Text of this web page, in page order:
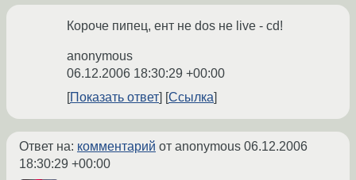
Короче пипец, ент не dos не live - cd!
anonymous
06.12.2006 18:30:29 +00:00
Показать ответ
Ссылка
Ответ на: комментарий от anonymous 06.12.2006
18:30:29 +00:00